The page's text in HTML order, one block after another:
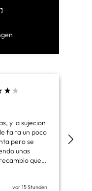
y la sujecion
falta un poco
pero se
unas
que
buenas
vor 15 Stunden